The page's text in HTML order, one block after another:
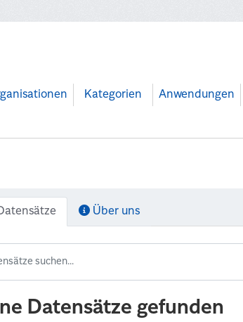
Kategorien Anwendungen
Über uns
Datensätze gefunden